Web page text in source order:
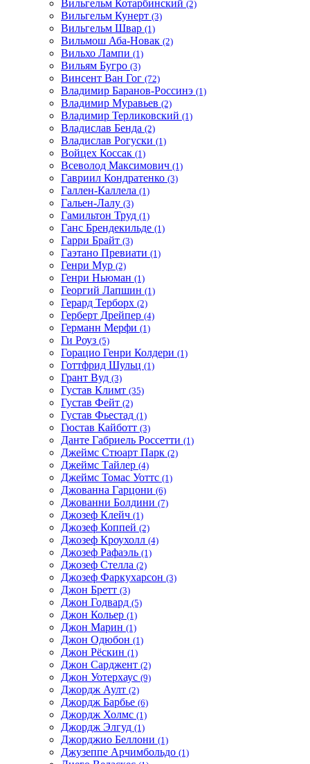
Вильгельм Котарбинский (2)
Вильгельм Кунерт (3)
Вильгельм Швар (1)
Вильмош Аба-Новак (2)
Вильхо Лампи (1)
Вильям Бугро (3)
Винсент Ван Гог (72)
Владимир Баранов-Россинэ (1)
Владимир Муравьев (2)
Владимир Терликовский (1)
Владислав Бенда (2)
Владислав Рогуски (1)
Войцех Коссак (1)
Всеволод Максимович (1)
Гавриил Кондратенко (3)
Галлен-Каллела (1)
Гальен-Лалу (3)
Гамильтон Труд (1)
Ганс Брендекильде (1)
Гарри Брайт (3)
Гаэтано Превиати (1)
Генри Мур (2)
Генри Ньюман (1)
Георгий Лапшин (1)
Герард Терборх (2)
Герберт Дрейпер (4)
Германн Мерфи (1)
Ги Роуз (5)
Горацио Генри Колдери (1)
Готтфрид Шульц (1)
Грант Вуд (3)
Густав Климт (35)
Густав Фейт (2)
Густав Фьестад (1)
Гюстав Кайботт (3)
Данте Габриель Россетти (1)
Джеймс Стюарт Парк (2)
Джеймс Тайлер (4)
Джеймс Томас Уоттс (1)
Джованна Гарцони (6)
Джованни Болдини (7)
Джозеф Клейч (1)
Джозеф Коппей (2)
Джозеф Кроухолл (4)
Джозеф Рафаэль (1)
Джозеф Стелла (2)
Джозеф Фаркухарсон (3)
Джон Бретт (3)
Джон Годвард (5)
Джон Кольер (1)
Джон Марин (1)
Джон Одюбон (1)
Джон Рёскин (1)
Джон Сарджент (2)
Джон Уотерхаус (9)
Джордж Аулт (2)
Джордж Барбье (6)
Джордж Холмс (1)
Джордж Элгуд (1)
Джорджио Беллони (1)
Джузеппе Арчимбольдо (1)